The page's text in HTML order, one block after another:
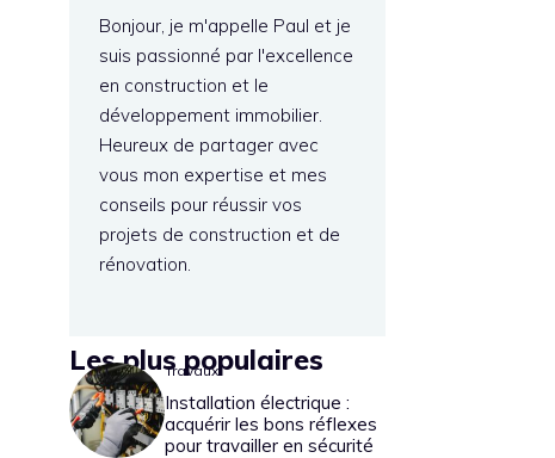
Bonjour, je m'appelle Paul et je
suis passionné par l'excellence
en construction et le
développement immobilier.
Heureux de partager avec
vous mon expertise et mes
conseils pour réussir vos
projets de construction et de
rénovation.
Les plus populaires
Travaux
Installation électrique :
acquérir les bons réflexes
pour travailler en sécurité